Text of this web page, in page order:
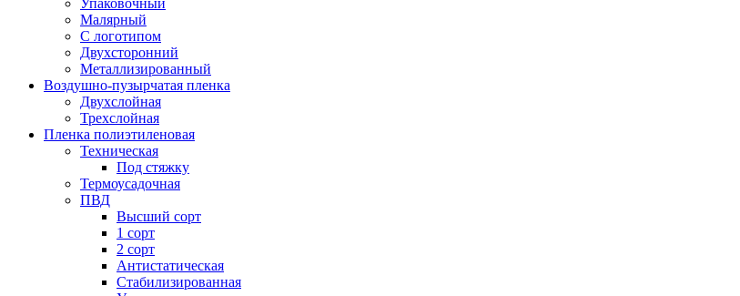
Упаковочный
Малярный
С логотипом
Двухсторонний
Металлизированный
Воздушно-пузырчатая пленка
Двухслойная
Трехслойная
Пленка полиэтиленовая
Техническая
Под стяжку
Термоусадочная
ПВД
Высший сорт
1 сорт
2 сорт
Антистатическая
Стабилизированная